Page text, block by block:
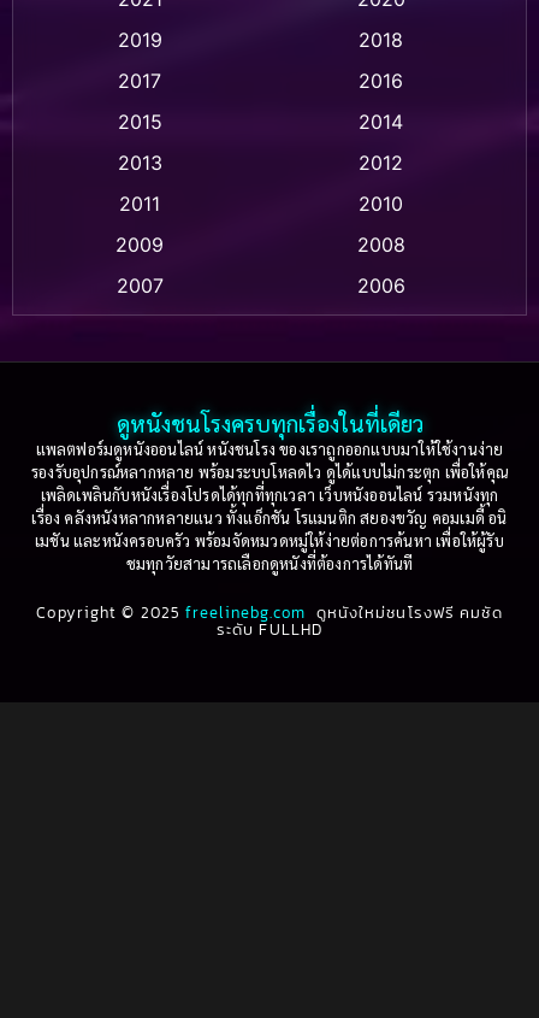
Animation แอนิเมชั่น (1)
Based on a True Story เรื่องจริง(36)
Based on Novel(16)
Betrayal(1)
Biography(3)
Biography ชีวประวัติ (61)
2019
2018
2017
2016
2015
2014
2013
2012
2011
2010
2009
2008
2007
2006
2003
2002
2001
2000
1999
1998
1997
1996
1995
1994
1993
1992
1991
1990
ดูหนังชนโรงครบทุกเรื่องในที่เดียว
แพลตฟอร์มดูหนังออนไลน์ หนังชนโรง ของเราถูกออกแบบมาให้ใช้งานง่าย
รองรับอุปกรณ์หลากหลาย พร้อมระบบโหลดไว ดูได้แบบไม่กระตุก เพื่อให้คุณ
เพลิดเพลินกับหนังเรื่องโปรดได้ทุกที่ทุกเวลา เว็บหนังออนไลน์ รวมหนังทุก
เรื่อง คลังหนังหลากหลายแนว ทั้งแอ็กชัน โรแมนติก สยองขวัญ คอมเมดี้ อนิ
เมชัน และหนังครอบครัว พร้อมจัดหมวดหมู่ให้ง่ายต่อการค้นหา เพื่อให้ผู้รับ
ชมทุกวัยสามารถเลือกดูหนังที่ต้องการได้ทันที
Copyright © 2025freelinebg.com ดูหนังใหม่ชนโรงฟรี คมชัด
ระดับ FULLHD